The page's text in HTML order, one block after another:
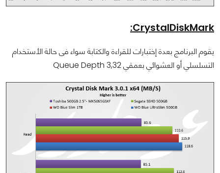
CrystalDiskMark:
يقوم البرنامج بعدة إختبارات للقراءة والكتابة سواء فى حالة الأستخدام
التسلسلي أو العشوائي بعمقي Queue Depth 3,32